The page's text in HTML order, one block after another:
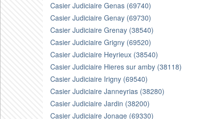
Casier Judiciaire Genas (69740)
Casier Judiciaire Genay (69730)
Casier Judiciaire Grenay (38540)
Casier Judiciaire Grigny (69520)
Casier Judiciaire Heyrieux (38540)
Casier Judiciaire Hieres sur amby (38118)
Casier Judiciaire Irigny (69540)
Casier Judiciaire Janneyrias (38280)
Casier Judiciaire Jardin (38200)
Casier Judiciaire Jonage (69330)